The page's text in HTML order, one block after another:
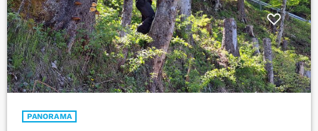
PANORAMA